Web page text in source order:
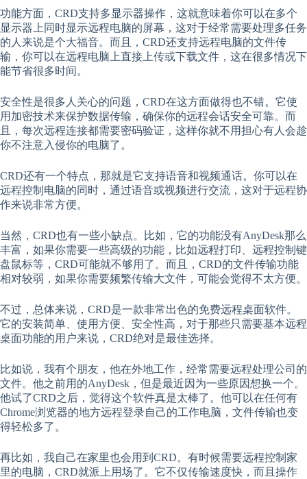
功能方面，CRD支持多显示器操作，这就意味着你可以在多个
显示器上同时显示远程电脑的屏幕，这对于经常需要处理多任务
的人来说是个大福音。而且，CRD还支持远程电脑的文件传
输，你可以在远程电脑上直接上传或下载文件，这在很多情况下
能节省很多时间。
安全性是很多人关心的问题，CRD在这方面做得也不错。它使
用加密技术来保护数据传输，确保你的远程会话安全可靠。而
且，每次远程连接都需要密码验证，这样你就不用担心有人会趁
你不注意入侵你的电脑了。
CRD还有一个特点，那就是它支持语音和视频通话。你可以在
远程控制电脑的同时，通过语音或视频进行交流，这对于远程协
作来说非常方便。
当然，CRD也有一些小缺点。比如，它的功能没有AnyDesk那么
丰富，如果你需要一些高级的功能，比如远程打印、远程控制键
盘鼠标等，CRD可能就不够用了。而且，CRD的文件传输功能
相对较弱，如果你需要频繁传输大文件，可能会觉得不太方便。
不过，总体来说，CRD是一款非常出色的免费远程桌面软件。
它的安装简单、使用方便、安全性高，对于那些只需要基本远程
桌面功能的用户来说，CRD绝对是最佳选择。
比如说，我有个朋友，他在外地工作，经常需要远程处理公司的
文件。他之前用的AnyDesk，但是最近因为一些原因想换一个。
他试了CRD之后，觉得这个软件真是太棒了。他可以在任何有
Chrome浏览器的地方远程登录自己的工作电脑，文件传输也变
得轻松多了。
再比如，我自己在家里也会用到CRD。有时候需要远程控制家
里的电脑，CRD就派上用场了。它不仅传输速度快，而且操作